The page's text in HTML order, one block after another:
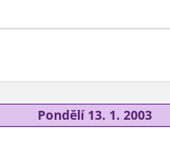
Pondělí 13. 1. 2003